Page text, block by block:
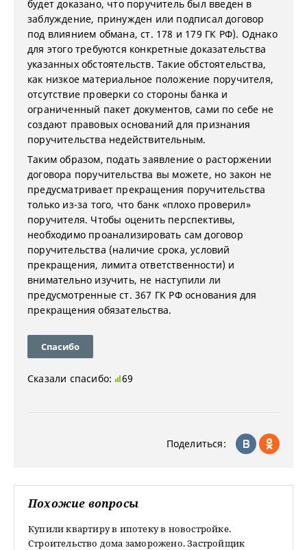
будет доказано, что поручитель был введен в
заблуждение, принужден или подписал договор
под влиянием обмана, ст. 178 и 179 ГК РФ). Однако
для этого требуются конкретные доказательства
указанных обстоятельств. Такие обстоятельства,
как низкое материальное положение поручителя,
отсутствие проверки со стороны банка и
ограниченный пакет документов, сами по себе не
создают правовых оснований для признания
поручительства недействительным.
Таким образом, подать заявление о расторжении
договора поручительства вы можете, но закон не
предусматривает прекращения поручительства
только из-за того, что банк «плохо проверил»
поручителя. Чтобы оценить перспективы,
необходимо проанализировать сам договор
поручительства (наличие срока, условий
прекращения, лимита ответственности) и
внимательно изучить, не наступили ли
предусмотренные ст. 367 ГК РФ основания для
прекращения обязательства.
Спасибо
Сказали спасибо: 69
Поделиться:
Похожие вопросы
Купили квартиру в ипотеку в новостройке.
Строительство дома заморожено. Застройщик